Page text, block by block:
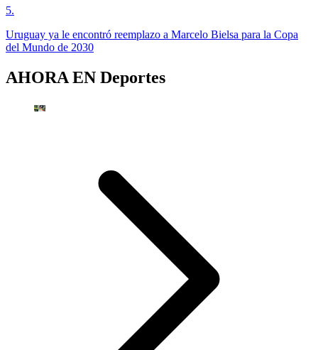
5.
Uruguay ya le encontró reemplazo a Marcelo Bielsa para la Copa
del Mundo de 2030
AHORA EN Deportes